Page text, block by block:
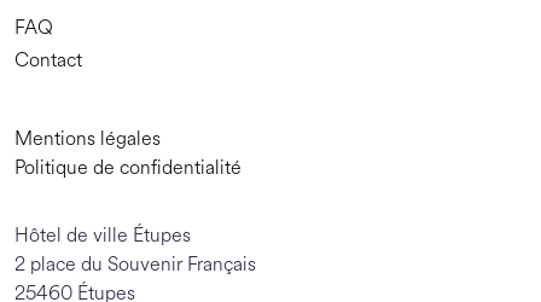
Hôtel de ville Étupes
2 place du Souvenir Français
25460 Étupes
FAQ
Contact
Mentions légales
Politique de confidentialité